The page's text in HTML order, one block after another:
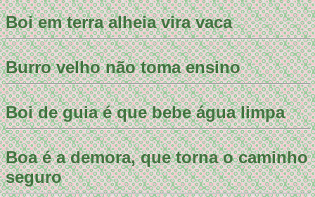
Boi em terra alheia vira vaca
Burro velho não toma ensino
Boi de guia é que bebe água limpa
Boa é a demora, que torna o caminho
seguro